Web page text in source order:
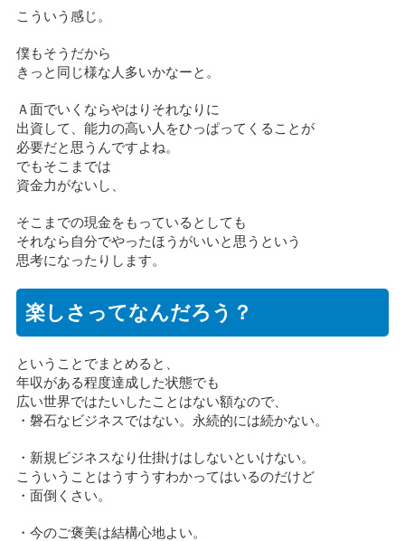
こういう感じ。
僕もそうだから
きっと同じ様な人多いかなーと。
Ａ面でいくならやはりそれなりに
出資して、能力の高い人をひっぱってくることが
必要だと思うんですよね。
でもそこまでは
資金力がないし、
そこまでの現金をもっているとしても
それなら自分でやったほうがいいと思うという
思考になったりします。
楽しさってなんだろう？
ということでまとめると、
年収がある程度達成した状態でも
広い世界ではたいしたことはない額なので、
・磐石なビジネスではない。永続的には続かない。
・新規ビジネスなり仕掛けはしないといけない。
こういうことはうすうすわかってはいるのだけど
・面倒くさい。
・今のご褒美は結構心地よい。